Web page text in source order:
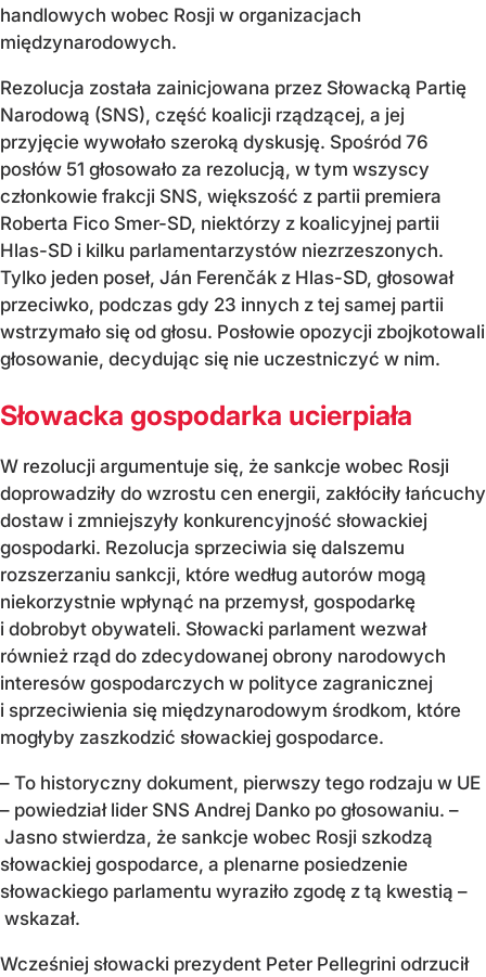
handlowych wobec Rosji w organizacjach
międzynarodowych.
Rezolucja została zainicjowana przez Słowacką Partię
Narodową (SNS), część koalicji rządzącej, a jej
przyjęcie wywołało szeroką dyskusję. Spośród 76
posłów 51 głosowało za rezolucją, w tym wszyscy
członkowie frakcji SNS, większość z partii premiera
Roberta Fico Smer-SD, niektórzy z koalicyjnej partii
Hlas-SD i kilku parlamentarzystów niezrzeszonych.
Tylko jeden poseł, Ján Ferenčák z Hlas-SD, głosował
przeciwko, podczas gdy 23 innych z tej samej partii
wstrzymało się od głosu. Posłowie opozycji zbojkotowali
głosowanie, decydując się nie uczestniczyć w nim.
Słowacka gospodarka ucierpiała
W rezolucji argumentuje się, że sankcje wobec Rosji
doprowadziły do wzrostu cen energii, zakłóciły łańcuchy
dostaw i zmniejszyły konkurencyjność słowackiej
gospodarki. Rezolucja sprzeciwia się dalszemu
rozszerzaniu sankcji, które według autorów mogą
niekorzystnie wpłynąć na przemysł, gospodarkę
i dobrobyt obywateli. Słowacki parlament wezwał
również rząd do zdecydowanej obrony narodowych
interesów gospodarczych w polityce zagranicznej
i sprzeciwienia się międzynarodowym środkom, które
mogłyby zaszkodzić słowackiej gospodarce.
– To historyczny dokument, pierwszy tego rodzaju w UE
– powiedział lider SNS Andrej Danko po głosowaniu. –
Jasno stwierdza, że sankcje wobec Rosji szkodzą
słowackiej gospodarce, a plenarne posiedzenie
słowackiego parlamentu wyraziło zgodę z tą kwestią –
wskazał.
Wcześniej słowacki prezydent Peter Pellegrini odrzucił